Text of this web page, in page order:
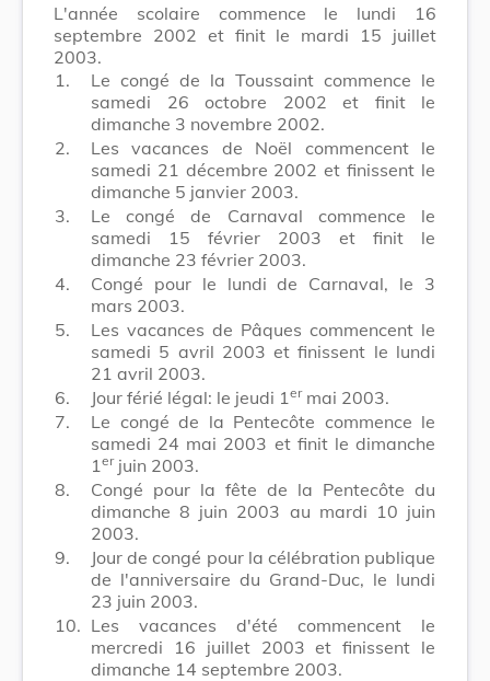
L'année scolaire commence le lundi 16
septembre 2002 et finit le mardi 15 juillet
2003.
1.
Le congé de la Toussaint commence le
samedi 26 octobre 2002 et finit le
dimanche 3 novembre 2002.
2.
Les vacances de Noël commencent le
samedi 21 décembre 2002 et finissent le
dimanche 5 janvier 2003.
3.
Le congé de Carnaval commence le
samedi 15 février 2003 et finit le
dimanche 23 février 2003.
4.
Congé pour le lundi de Carnaval, le 3
mars 2003.
5.
Les vacances de Pâques commencent le
samedi 5 avril 2003 et finissent le lundi
21 avril 2003.
6.
Jour férié légal: le jeudi 1 ermai 2003.
7.
Le congé de la Pentecôte commence le
samedi 24 mai 2003 et finit le dimanche
1 erjuin 2003.
8.
Congé pour la fête de la Pentecôte du
dimanche 8 juin 2003 au mardi 10 juin
2003.
9.
Jour de congé pour la célébration publique
de l'anniversaire du Grand-Duc, le lundi
23 juin 2003.
10. Les vacances d'été commencent le
mercredi 16 juillet 2003 et finissent le
dimanche 14 septembre 2003.